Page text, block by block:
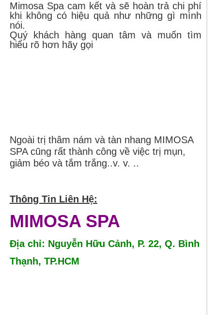
Mimosa Spa cam kết và sẽ hoàn trả chi phí
khi không có hiệu quả như những gì mình
nói.
Quý khách hàng quan tâm và muốn tìm
hiểu rõ hơn hãy gọi
Ngoài trị thâm nám và tàn nhang MIMOSA
SPA cũng rất thành công về việc trị mụn,
giảm béo và tắm trắng..v. v. ..
Thông Tin Liên Hệ:
MIMOSA SPA
Địa chỉ: Nguyễn Hữu Cảnh, P. 22, Q. Bình
Thạnh, TP.HCM